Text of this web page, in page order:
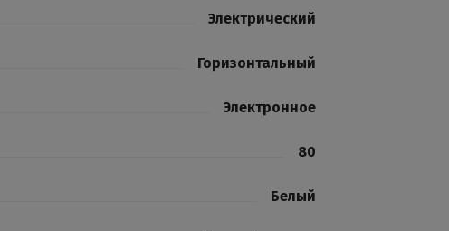
Электрический
Горизонтальный
Электронное
80
Белый